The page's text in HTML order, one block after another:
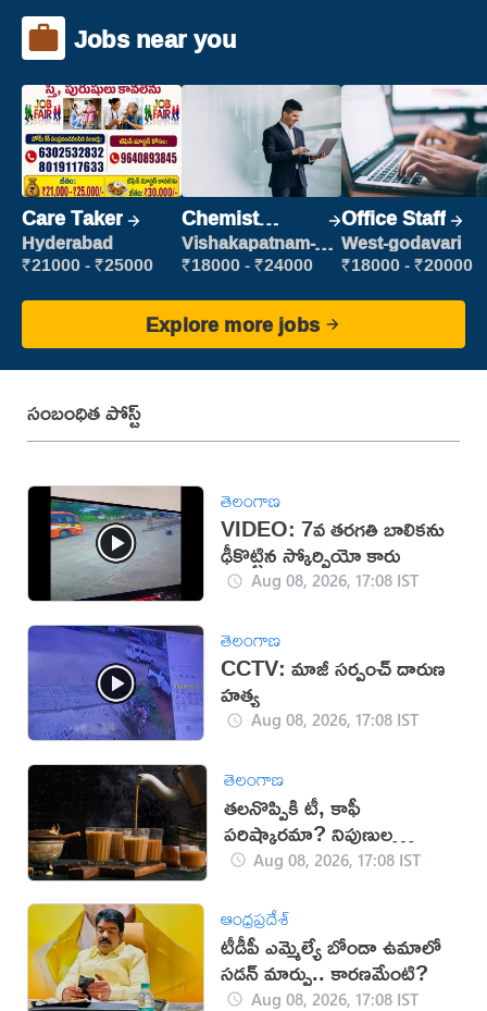
Jobs near you
Care Taker
Hyderabad
₹21000 - ₹25000
Chemist
Production
Executive
Vishakapatnam-
new
₹18000 - ₹24000
Office Staff
West-godavari
₹18000 - ₹20000
Explore more jobs
సంబంధిత పోస్ట్
తెలంగాణ
VIDEO: 7వ తరగతి బాలికను
ఢీకొట్టిన స్కోర్పియో కారు
Aug 08, 2026, 17:08 IST
తెలంగాణ
CCTV: మాజీ సర్పంచ్ దారుణ
హత్య
Aug 08, 2026, 17:08 IST
తెలంగాణ
తలనొప్పికి టీ, కాఫీ
పరిష్కారమా? నిపుణుల
సూచనలు ఇవే!
Aug 08, 2026, 17:08 IST
ఆంధ్రప్రదేశ్
టీడీపీ ఎమ్మెల్యే బోండా ఉమాలో
సడన్‌ మార్పు.. కారణమేంటి?
Aug 08, 2026, 17:08 IST